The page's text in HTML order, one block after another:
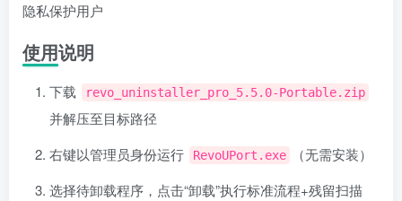
隐私保护用户
使用说明
下载 revo_uninstaller_pro_5.5.0-Portable.zip
并解压至目标路径
右键以管理员身份运行
RevoUPort.exe
（无需安装）
选择待卸载程序，点击“卸载”执行标准流程+残留扫描